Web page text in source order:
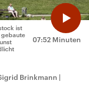
07:52 Minuten
ist
gebaute
Brinkmann |